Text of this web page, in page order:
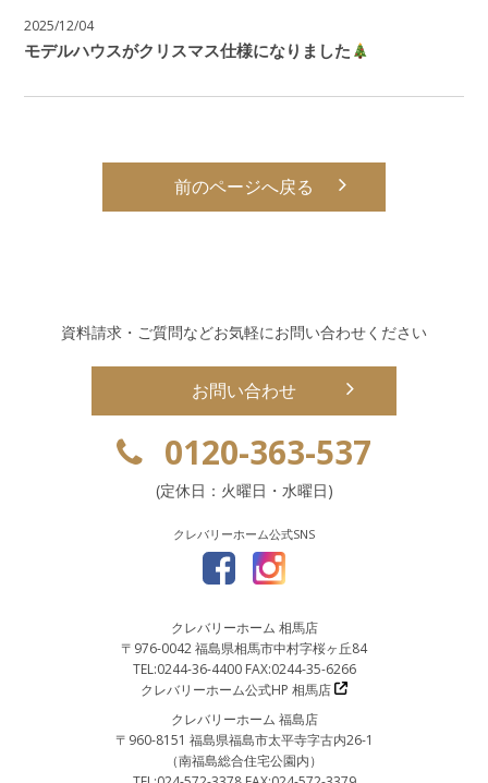
2025/12/04
モデルハウスがクリスマス仕様になりました
前のページへ戻る
資料請求・ご質問などお気軽にお問い合わせください
お問い合わせ
0120-363-537
(定休日：火曜日・水曜日)
クレバリーホーム公式SNS
クレバリーホーム 相馬店
〒976-0042 福島県相馬市中村字桜ヶ丘84
TEL:0244-36-4400 FAX:0244-35-6266
クレバリーホーム公式HP 相馬店
クレバリーホーム 福島店
〒960-8151 福島県福島市太平寺字古内26-1
（南福島総合住宅公園内）